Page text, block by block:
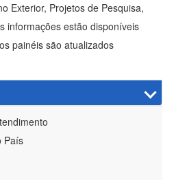
Exterior, Projetos de Pesquisa,
informações estão disponíveis
painéis são atualizados
País